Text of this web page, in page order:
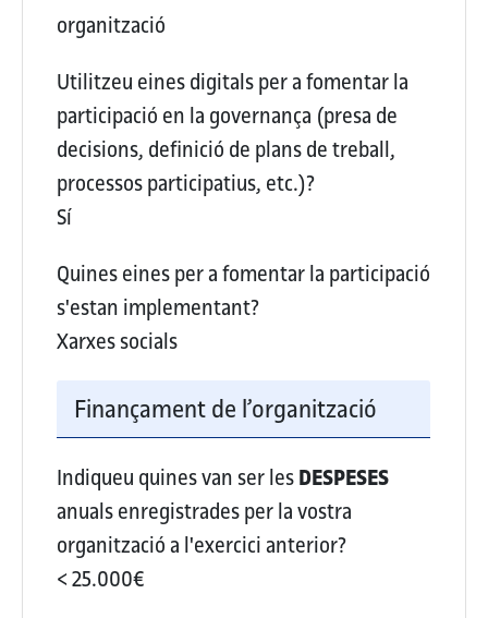
organització
Utilitzeu eines digitals per a fomentar la
participació en la governança (presa de
decisions, definició de plans de treball,
processos participatius, etc.)?
Sí
Quines eines per a fomentar la participació
s'estan implementant?
Xarxes socials
Finançament de l’organització
Indiqueu quines van ser lesDESPESES
anuals enregistrades per la vostra
organització a l'exercici anterior?
< 25.000€